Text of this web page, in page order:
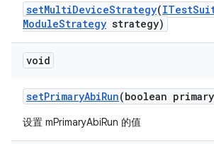
setMultiDeviceStrategy(ITest
ModuleStrategy strategy)
void
setPrimaryAbiRun(boolean primary
设置 mPrimaryAbiRun 的值